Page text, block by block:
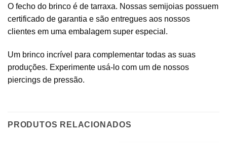
O fecho do brinco é de tarraxa. Nossas semijoias possuem
certificado de garantia e são entregues aos nossos
clientes em uma embalagem super especial.
Um brinco incrível para complementar todas as suas
produções. Experimente usá-lo com um de nossos
piercings de pressão.
PRODUTOS RELACIONADOS